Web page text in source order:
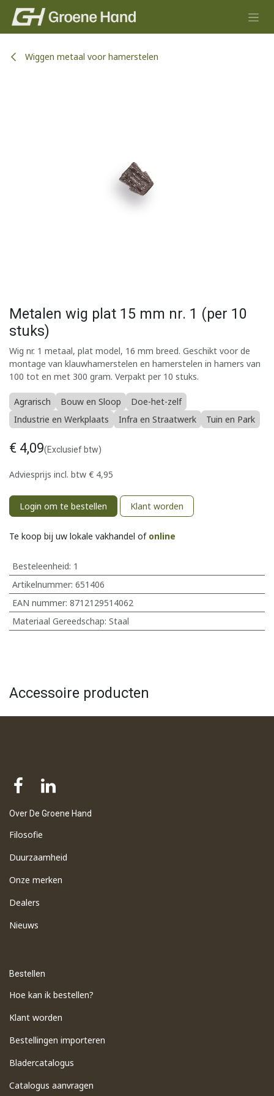
Overslaan naar inhoud
Wiggen metaal voor hamerstelen
Metalen wig plat 15 mm nr. 1 (per 10
stuks)
Wig nr. 1 metaal, plat model, 16 mm breed. Geschikt voor de
montage van klauwhamerstelen en hamerstelen in hamers van
100 tot en met 300 gram. Verpakt per 10 stuks.
Agrarisch Bouw en Sloop
Doe-het-zelf
Industrie en Werkplaats
Infra en Straatwerk Tuin en Park
€ 4,09(Exclusief btw)
Adviesprijs incl. btw € 4,95
Login om te bestellen Klant worden
Te koop bij uw lokale vakhandel of online
Besteleenheid: 1
Artikelnummer: 651406
EAN nummer: 8712129514062
Materiaal Gereedschap: Staal
Accessoire producten
Over De Groene Hand
Filosofie
Duurzaamheid
Onze merken
Dealers
Nieuws
Bestellen
Hoe kan ik bestellen?
Klant worden
Bestellingen importeren
​Bladercatalogus
​Catalogus aanvragen